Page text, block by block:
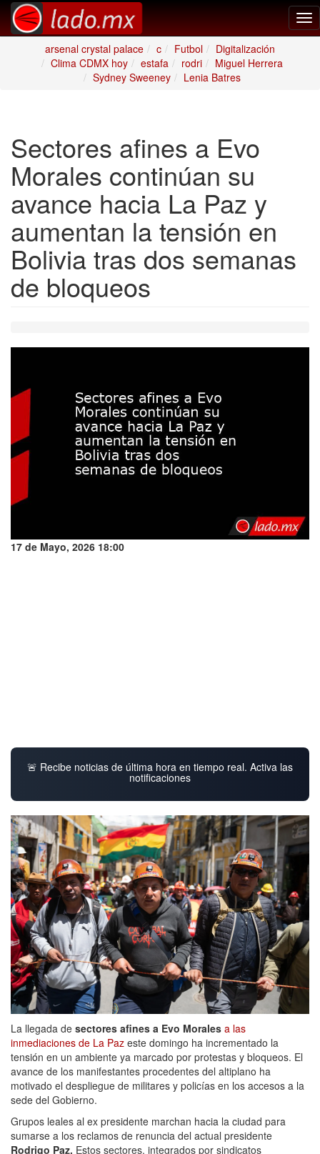
arsenal crystal palace
c Futbol
Digitalización
Clima CDMX hoy
estafa rodri
Miguel Herrera
Sydney Sweeney
Lenia Batres
Sectores afines a Evo
Morales continúan su
avance hacia La Paz y
aumentan la tensión en
Bolivia tras dos semanas
de bloqueos
17 de Mayo, 2026 18:00
🚨 Recibe noticias de última hora en tiempo real. Activa las
notificaciones
La llegada de sectores afines a Evo Morales a las
inmediaciones de La Paz este domingo ha incrementado la
tensión en un ambiente ya marcado por protestas y bloqueos. El
avance de los manifestantes procedentes del altiplano ha
motivado el despliegue de militares y policías en los accesos a la
sede del Gobierno.
Grupos leales al ex presidente marchan hacia la ciudad para
sumarse a los reclamos de renuncia del actual presidente
Rodrigo Paz. Estos sectores, integrados por sindicatos